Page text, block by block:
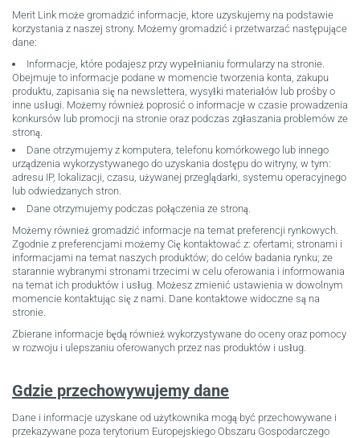
Merit Link może gromadzić informacje, ktore uzyskujemy na podstawie
korzystania z naszej strony. Możemy gromadzić i przetwarzać następujące
dane:
Informacje, które podajesz przy wypełnianiu formularzy na stronie.
Obejmuje to informacje podane w momencie tworzenia konta, zakupu
produktu, zapisania się na newslettera, wysyłki materiałów lub prośby o
inne usługi. Możemy również poprosić o informacje w czasie prowadzenia
konkursów lub promocji na stronie oraz podczas zgłaszania problemów ze
stroną.
Dane otrzymujemy z komputera, telefonu komórkowego lub innego
urządzenia wykorzystywanego do uzyskania dostępu do witryny, w tym:
adresu IP, lokalizacji, czasu, używanej przeglądarki, systemu operacyjnego
lub odwiedzanych stron.
Dane otrzymujemy podczas połączenia ze stroną.
Możemy również gromadzić informacje na temat preferencji rynkowych.
Zgodnie z preferencjami możemy Cię kontaktować z: ofertami; stronami i
informacjami na temat naszych produktów; do celów badania rynku; ze
starannie wybranymi stronami trzecimi w celu oferowania i informowania
na temat ich produktów i usług. Możesz zmienić ustawienia w dowolnym
momencie kontaktując się z nami. Dane kontaktowe widoczne są na
stronie.
Zbierane informacje będą również wykorzystywane do oceny oraz pomocy
w rozwoju i ulepszaniu oferowanych przez nas produktów i usług.
Gdzie przechowywujemy dane
Dane i informacje uzyskane od użytkownika mogą być przechowywane i
przekazywane poza terytorium Europejskiego Obszaru Gospodarczego